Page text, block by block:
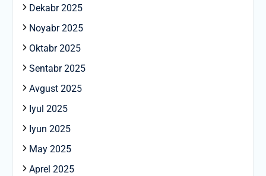
Dekabr 2025
Noyabr 2025
Oktabr 2025
Sentabr 2025
Avgust 2025
Iyul 2025
Iyun 2025
May 2025
Aprel 2025